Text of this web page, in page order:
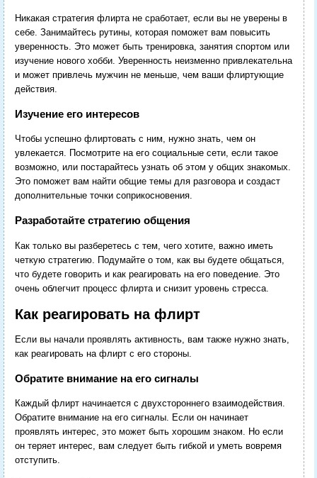
Никакая стратегия флирта не сработает, если вы не уверены в
себе. Занимайтесь рутины, которая поможет вам повысить
уверенность. Это может быть тренировка, занятия спортом или
изучение нового хобби. Уверенность неизменно привлекательна
и может привлечь мужчин не меньше, чем ваши флиртующие
действия.
Изучение его интересов
Чтобы успешно флиртовать с ним, нужно знать, чем он
увлекается. Посмотрите на его социальные сети, если такое
возможно, или постарайтесь узнать об этом у общих знакомых.
Это поможет вам найти общие темы для разговора и создаст
дополнительные точки соприкосновения.
Разработайте стратегию общения
Как только вы разберетесь с тем, чего хотите, важно иметь
четкую стратегию. Подумайте о том, как вы будете общаться,
что будете говорить и как реагировать на его поведение. Это
очень облегчит процесс флирта и снизит уровень стресса.
Как реагировать на флирт
Если вы начали проявлять активность, вам также нужно знать,
как реагировать на флирт с его стороны.
Обратите внимание на его сигналы
Каждый флирт начинается с двухстороннего взаимодействия.
Обратите внимание на его сигналы. Если он начинает
проявлять интерес, это может быть хорошим знаком. Но если
он теряет интерес, вам следует быть гибкой и уметь вовремя
отступить.